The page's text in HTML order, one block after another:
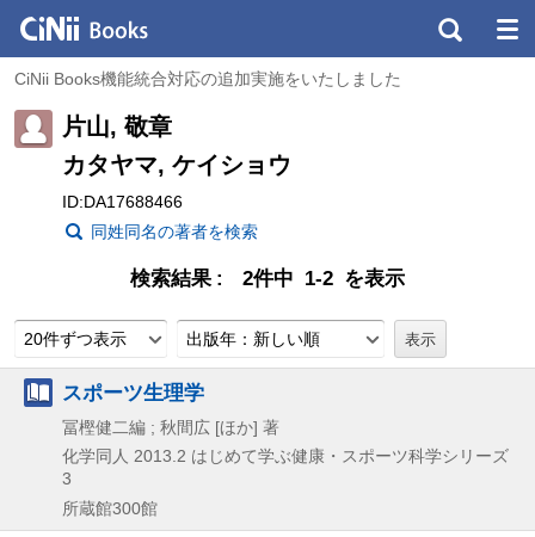
CiNii Books機能統合対応の追加実施をいたしました
片山, 敬章
カタヤマ, ケイショウ
ID:DA17688466
同姓同名の著者を検索
検索結果 2件中 1-2 を表示
20件ずつ表示 出版年：新しい順
スポーツ生理学
冨樫健二編 ; 秋間広 [ほか] 著
化学同人 2013.2 はじめて学ぶ健康・スポーツ科学シリーズ
3
所蔵館300館